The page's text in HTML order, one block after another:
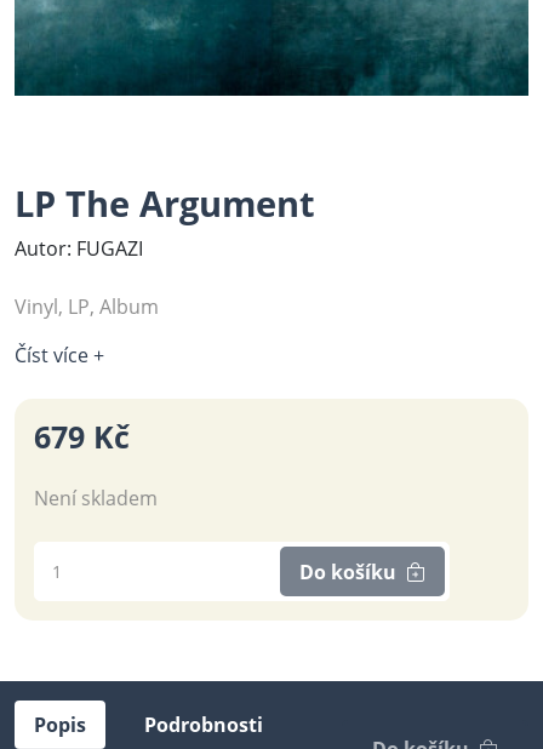
LP The Argument
Autor: FUGAZI
Vinyl, LP, Album
Číst více +
679 Kč
Není skladem
Do košíku
Popis
Podrobnosti